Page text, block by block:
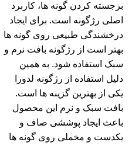
برجسته کردن گونه­ ها، کاربرد
اصلی رژگونه است. برای ایجاد
درخشندگی طبیعی روی گونه­ ها
بهتر است از رژگونه بافت نرم و
سبک استفاده شود. به همین
دلیل استفاده از رژگونه لدورا
یکی از بهترین گزینه ها است.
بافت سبک و نرم این محصول
باعث ایجاد پوششی صاف و
یکدست و مخملی روی گونه ها